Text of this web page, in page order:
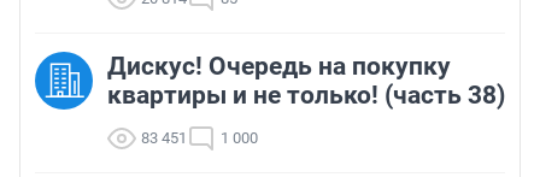
Дискус! Очередь на покупку
квартиры и не только! (часть 38)
83 451 1 000